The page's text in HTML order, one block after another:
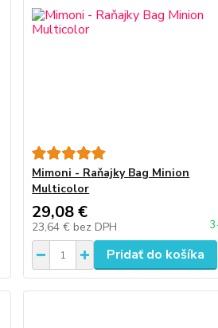
Mimoni - Raňajky Bag Minion
Multicolor
29,08 €
23,64 € bez DPH
Pridať do košíka